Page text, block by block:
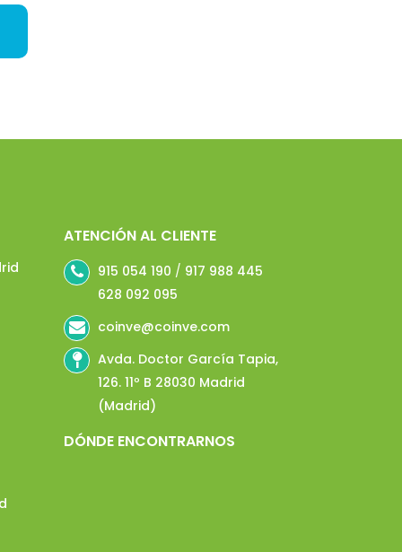
ATENCIÓN AL CLIENTE
915 054 190 / 917 988 445
628 092 095
coinve@coinve.com
Avda. Doctor García Tapia,
126. 11º B 28030 Madrid
(Madrid)
DÓNDE ENCONTRARNOS